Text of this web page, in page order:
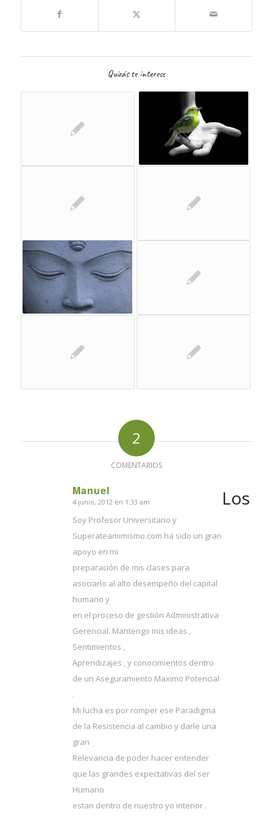
Quizás te interese
2
COMENTARIOS
Manuel
Dice:
4 junio, 2012 en 1:33 am
Soy Profesor Universitario y
Superateamimismo.com ha sido un gran
apoyo en mi
preparación de mis clases para
asociarlo al alto desempeño del capital
humano y
en el proceso de gestión Administrativa
Gerencial. Mantengo mis ideas ,
Sentimientos ,
Aprendizajes , y conocimientos dentro
de un Aseguramiento Maximo Potencial
.
Mi lucha es por romper ese Paradigma
de la Resistencia al cambio y darle una
gran
Relevancia de poder hacer entender
que las grandes expectativas del ser
Humano
estan dentro de nuestro yo interior .
Los